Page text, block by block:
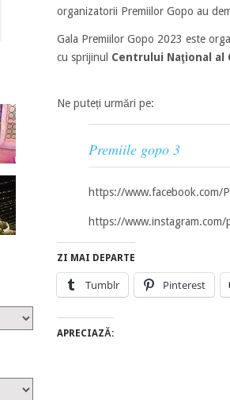
organizatorii Premiilor Gopo au
Gala Premiilor Gopo 2023 este
cu sprijinul Centrului Naţional
Ne puteți urmări pe:
Premiile gopo 3
https://www.facebook.com/
https://www.instagram.com/
ZI MAI DEPARTE
Tumblr Pinterest
APRECIAZĂ: